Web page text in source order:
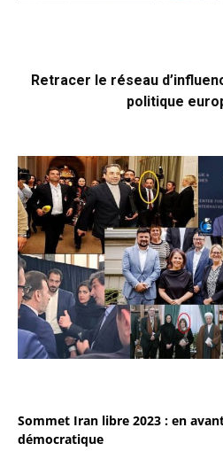
Retracer le réseau
politique
Sommet Iran libre 2023 : en
démocratique